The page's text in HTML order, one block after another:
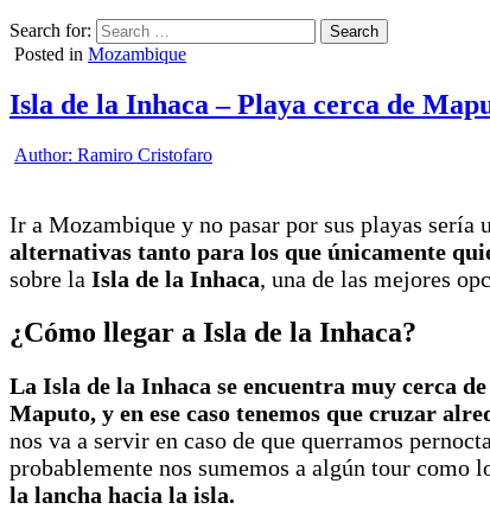
Search for:
Posted in Mozambique
Isla de la Inhaca – Playa cerca de
Author: Ramiro Cristofaro
Ir a Mozambique y no pasar por sus playas sería
alternativas tanto para los que únicamente
sobre la Isla de la Inhaca, una de las mejores
¿Cómo llegar a Isla de la Inhaca?
La Isla de la Inhaca se encuentra muy cerca
Maputo, y en ese caso tenemos que cruzar
nos va a servir en caso de que querramos
probablemente nos sumemos a algún tour como
la lancha hacia la isla.